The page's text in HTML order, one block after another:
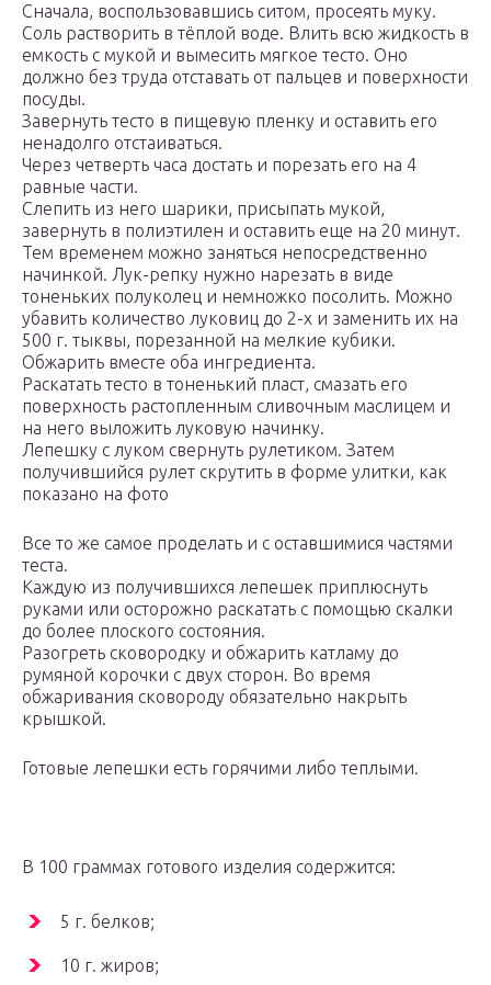
Сначала, воспользовавшись ситом, просеять муку.
Соль растворить в тёплой воде. Влить всю жидкость в
емкость с мукой и вымесить мягкое тесто. Оно
должно без труда отставать от пальцев и поверхности
посуды.
Завернуть тесто в пищевую пленку и оставить его
ненадолго отстаиваться.
Через четверть часа достать и порезать его на 4
равные части.
Слепить из него шарики, присыпать мукой,
завернуть в полиэтилен и оставить еще на 20 минут.
Тем временем можно заняться непосредственно
начинкой. Лук-репку нужно нарезать в виде
тоненьких полуколец и немножко посолить. Можно
убавить количество луковиц до 2-х и заменить их на
500 г. тыквы, порезанной на мелкие кубики.
Обжарить вместе оба ингредиента.
Раскатать тесто в тоненький пласт, смазать его
поверхность растопленным сливочным маслицем и
на него выложить луковую начинку.
Лепешку с луком свернуть рулетиком. Затем
получившийся рулет скрутить в форме улитки, как
показано на фото
Все то же самое проделать и с оставшимися частями
теста.
Каждую из получившихся лепешек приплюснуть
руками или осторожно раскатать с помощью скалки
до более плоского состояния.
Разогреть сковородку и обжарить катламу до
румяной корочки с двух сторон. Во время
обжаривания сковороду обязательно накрыть
крышкой.
Готовые лепешки есть горячими либо теплыми.
В 100 граммах готового изделия содержится:
5 г. белков;
10 г. жиров;